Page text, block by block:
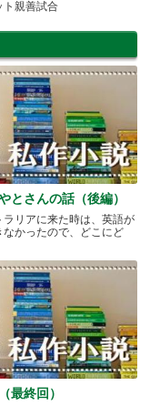
ト親善試合
とさんの話（後編）
ラリアに来た時は、英語が
なかったので、どこにど
最終回）